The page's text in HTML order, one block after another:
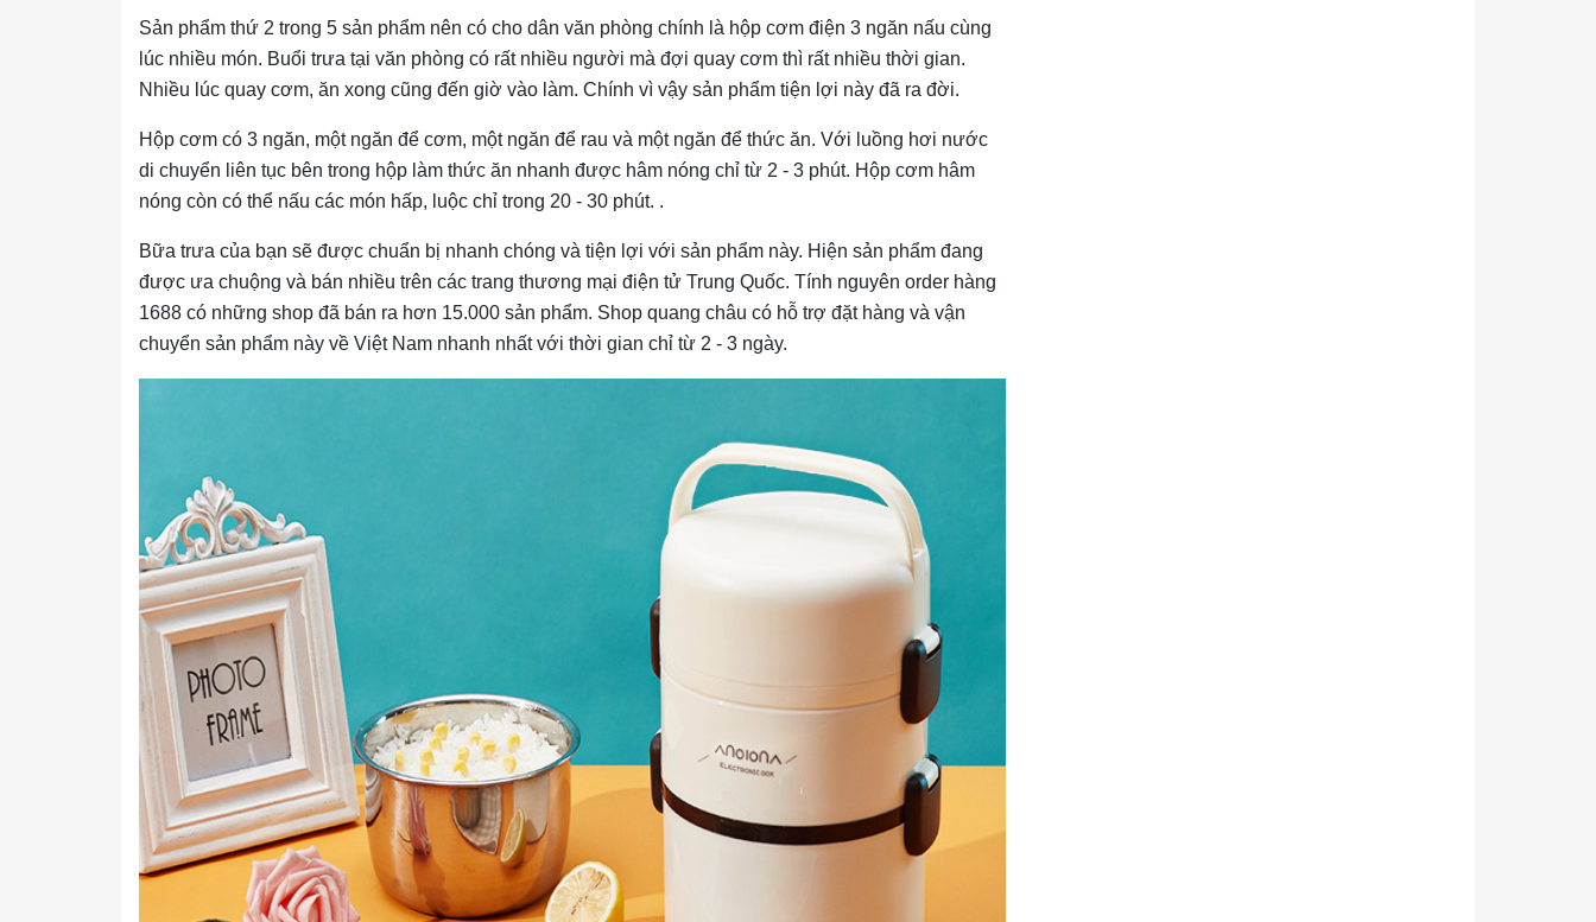
Sản phẩm thứ 2 trong 5 sản phẩm nên có cho dân văn phòng chính là hộp cơm điện 3 ngăn nấu cùng
lúc nhiều món. Buổi trưa tại văn phòng có rất nhiều người mà đợi quay cơm thì rất nhiều thời gian.
Nhiều lúc quay cơm, ăn xong cũng đến giờ vào làm. Chính vì vậy sản phẩm tiện lợi này đã ra đời.
Hộp cơm có 3 ngăn, một ngăn để cơm, một ngăn để rau và một ngăn để thức ăn. Với luồng hơi nước
di chuyển liên tục bên trong hộp làm thức ăn nhanh được hâm nóng chỉ từ 2 - 3 phút. Hộp cơm hâm
nóng còn có thể nấu các món hấp, luộc chỉ trong 20 - 30 phút. .
Bữa trưa của bạn sẽ được chuẩn bị nhanh chóng và tiện lợi với sản phẩm này. Hiện sản phẩm đang
được ưa chuộng và bán nhiều trên các trang thương mại điện tử Trung Quốc. Tính nguyên order hàng
1688 có những shop đã bán ra hơn 15.000 sản phẩm. Shop quang châu có hỗ trợ đặt hàng và vận
chuyển sản phẩm này về Việt Nam nhanh nhất với thời gian chỉ từ 2 - 3 ngày.